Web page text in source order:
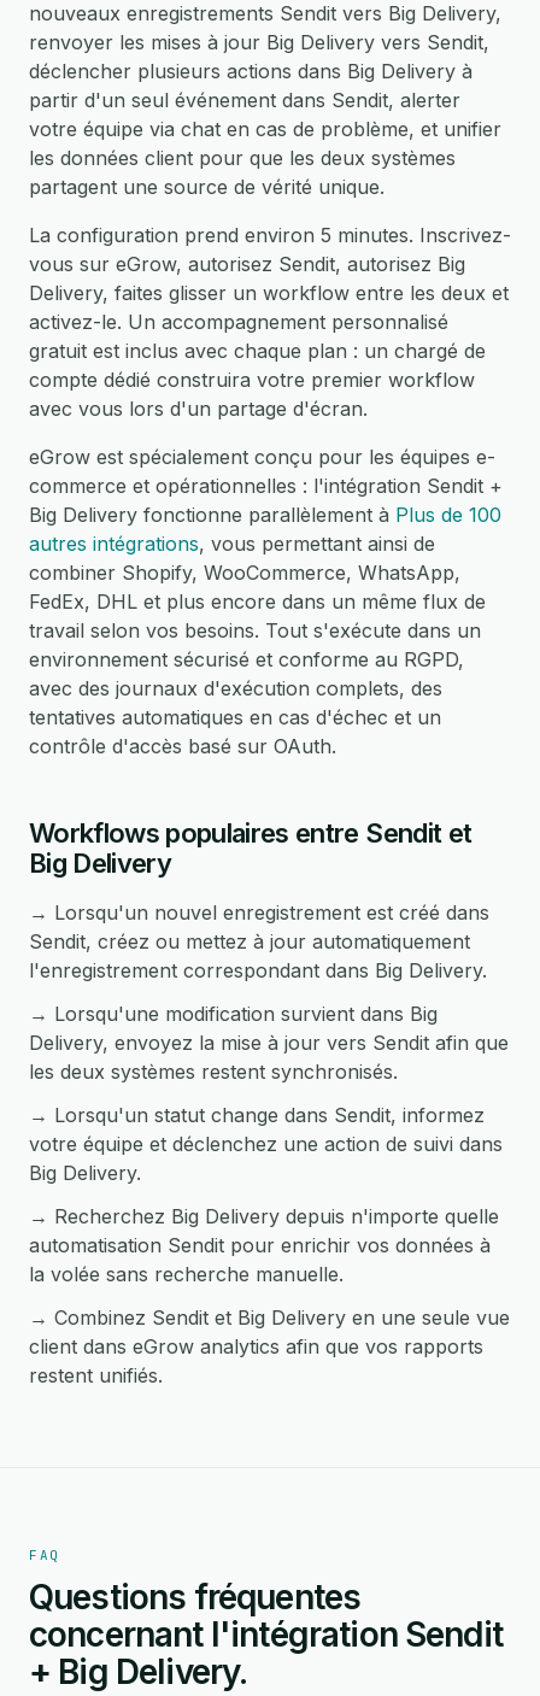
nouveaux enregistrements Sendit vers Big Delivery,
renvoyer les mises à jour Big Delivery vers Sendit,
déclencher plusieurs actions dans Big Delivery à
partir d'un seul événement dans Sendit, alerter
votre équipe via chat en cas de problème, et unifier
les données client pour que les deux systèmes
partagent une source de vérité unique.
La configuration prend environ 5 minutes. Inscrivez-
vous sur eGrow, autorisez Sendit, autorisez Big
Delivery, faites glisser un workflow entre les deux et
activez-le. Un accompagnement personnalisé
gratuit est inclus avec chaque plan : un chargé de
compte dédié construira votre premier workflow
avec vous lors d'un partage d'écran.
eGrow est spécialement conçu pour les équipes e-
commerce et opérationnelles : l'intégration Sendit +
Big Delivery fonctionne parallèlement à Plus de 100
autres intégrations, vous permettant ainsi de
combiner Shopify, WooCommerce, WhatsApp,
FedEx, DHL et plus encore dans un même flux de
travail selon vos besoins. Tout s'exécute dans un
environnement sécurisé et conforme au RGPD,
avec des journaux d'exécution complets, des
tentatives automatiques en cas d'échec et un
contrôle d'accès basé sur OAuth.
Workflows populaires entre Sendit et
Big Delivery
→ Lorsqu'un nouvel enregistrement est créé dans
Sendit, créez ou mettez à jour automatiquement
l'enregistrement correspondant dans Big Delivery.
→ Lorsqu'une modification survient dans Big
Delivery, envoyez la mise à jour vers Sendit afin que
les deux systèmes restent synchronisés.
→ Lorsqu'un statut change dans Sendit, informez
votre équipe et déclenchez une action de suivi dans
Big Delivery.
→ Recherchez Big Delivery depuis n'importe quelle
automatisation Sendit pour enrichir vos données à
la volée sans recherche manuelle.
→ Combinez Sendit et Big Delivery en une seule vue
client dans eGrow analytics afin que vos rapports
restent unifiés.
FAQ
Questions fréquentes
concernant l'intégration Sendit
+ Big Delivery.